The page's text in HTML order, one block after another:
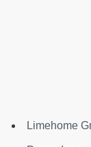
Limehome